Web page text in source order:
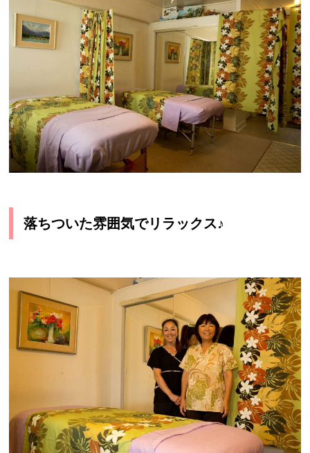
落ちついた雰囲気でリラックス♪